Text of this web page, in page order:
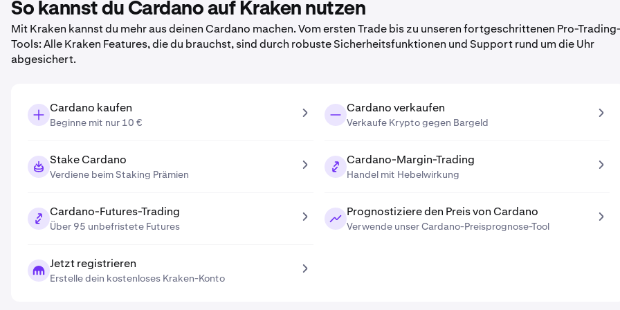
So kannst du Cardano auf Kraken nutzen
Mit Kraken kannst du mehr aus deinen Cardano machen. Vom ersten Trade bis zu unseren fortgeschrittenen Pro-
Tools: Alle Kraken Features, die du brauchst, sind durch robuste Sicherheitsfunktionen und Support rund um die Uhr
abgesichert.
Cardano kaufen
Beginne mit nur 10 €
Cardano verkaufen
Verkaufe Krypto gegen Bargeld
Stake Cardano
Verdiene beim Staking Prämien
Cardano-Margin-Trading
Handel mit Hebelwirkung
Cardano-Futures-Trading
Über 95 unbefristete Futures
Prognostiziere den Preis von Cardano
Verwende unser Cardano-Preisprognose-Tool
Jetzt registrieren
Erstelle dein kostenloses Kraken-Konto